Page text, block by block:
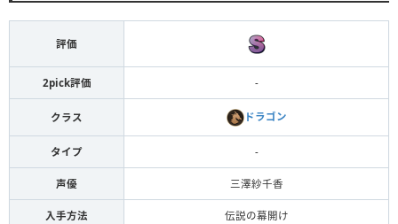
評価
2pick評価 -
クラス ドラゴン
タイプ -
声優 三澤紗千香
入手方法 伝説の幕開け